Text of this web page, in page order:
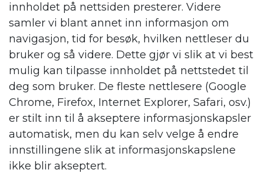
innholdet på nettsiden presterer. Videre
samler vi blant annet inn informasjon om
navigasjon, tid for besøk, hvilken nettleser du
bruker og så videre. Dette gjør vi slik at vi best
mulig kan tilpasse innholdet på nettstedet til
deg som bruker. De fleste nettlesere (Google
Chrome, Firefox, Internet Explorer, Safari, osv.)
er stilt inn til å akseptere informasjonskapsler
automatisk, men du kan selv velge å endre
innstillingene slik at informasjonskapslene
ikke blir akseptert.